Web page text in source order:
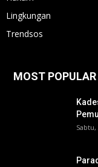
Lingkungan
Trendsos
MOST POPULAR
Sabtu,